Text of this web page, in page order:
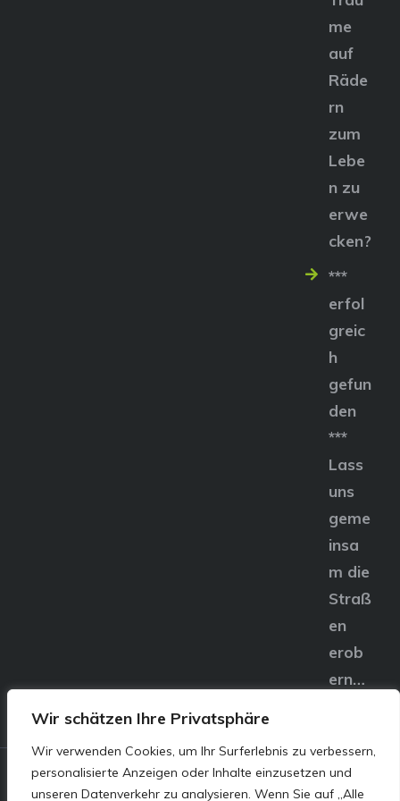
Wir schätzen Ihre Privatsphäre
Wir verwenden Cookies, um Ihr Surferlebnis zu verbessern,
personalisierte Anzeigen oder Inhalte einzusetzen und
unseren Datenverkehr zu analysieren. Wenn Sie auf „Alle
me
auf
Räde
rn
zum
Lebe
n zu
erwe
cken?
***
erfol
greic
h
gefun
den
***
Lass
uns
geme
insa
m die
Straß
en
erob
ern…
© E&S Motors GmbH,